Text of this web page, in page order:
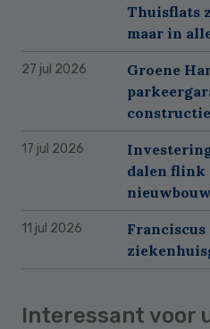
Thuisflats
maar in
27 jul 2026
Groene
17 jul 2026
dalen flink
11 jul 2026
Interessant voor